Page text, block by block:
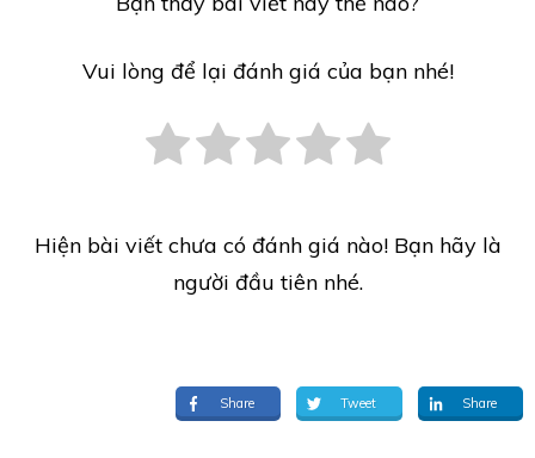
Vui lòng để lại đánh giá của bạn nhé!
Hiện bài viết chưa có đánh giá nào! Bạn hãy là
người đầu tiên nhé.
Share Tweet Share